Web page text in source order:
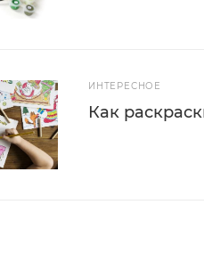
ИНТЕРЕСНОЕ
Как